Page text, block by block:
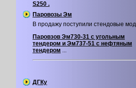
S250 .
Паровозы Эм
В продажу поступили стендовые
Паровзов Эм730-31 с угольным
тендером и Эм737-51 с нефтяным
тендером ...
ДГКу